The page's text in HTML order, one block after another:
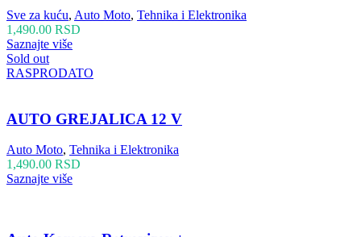
Sve za kuću, Auto Moto, Tehnika i Elektronika
1,490.00 RSD
Saznajte više
Sold out
RASPRODATO
AUTO GREJALICA 12 V
Auto Moto, Tehnika i Elektronika
1,490.00 RSD
Saznajte više